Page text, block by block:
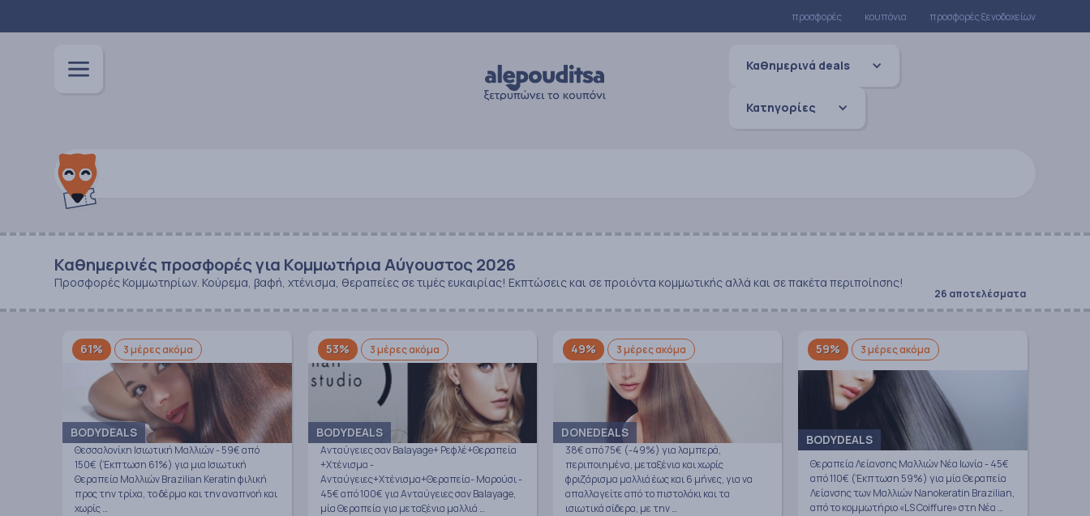
προσφορές κουπόνια προσφορές ξενοδοχείων
Καθημερινά deals
Κατηγορίες
Καθημερινές προσφορές για Κομμωτήρια Αύγουστος 2026
Προσφορές Κομμωτηρίων. Κούρεμα, βαφή, χτένισμα, θεραπείες σε τιμές ευκαιρίας! Εκπτώσεις και σε προιόντα κομμωτικής αλλά και σε πακέτα περιποίησης!
26 αποτελέσματα
61% 3 μέρες ακόμα
BODYDEALS
Θεσσαλονίκη Ισιωτική Μαλλιών - 59€ από
150€ (Έκπτωση 61%) για μια Ισιωτική
Θεραπεία Μαλλιών Brazilian Keratin φιλική
προς την τρίχα, το δέρμα και την αναπνοή και
χωρίς …
53% 3 μέρες ακόμα
BODYDEALS
Ανταύγειες σαν Balayage+ Ρεφλέ+Θεραπεία
+Χτένισμα -
Ανταύγειες+Χτένισμα+Θεραπεία- Μαρούσι -
45€ από 100€ για Ανταύγειες σαν Balayage,
μία Θεραπεία για μεταξένια μαλλιά …
49% 3 μέρες ακόμα
DONEDEALS
38€ από 75€ (-49%) για λαμπερά,
περιποιημένα, μεταξένια και χωρίς
φριζάρισμα μαλλιά έως και 6 μήνες, για να
απαλλαγείτε από το πιστολάκι και τα
ισιωτικά σίδερα, με την …
59% 3 μέρες ακόμα
BODYDEALS
Θεραπεία Λείανσης Mαλλιών Νέα Ιωνία - 45€
από 110€ (Έκπτωση 59%) για μία Θεραπεία
Λείανσης των Mαλλιών Nanokeratin Brazilian,
από το κομμωτήριο «LS Coiffure» στη Νέα …